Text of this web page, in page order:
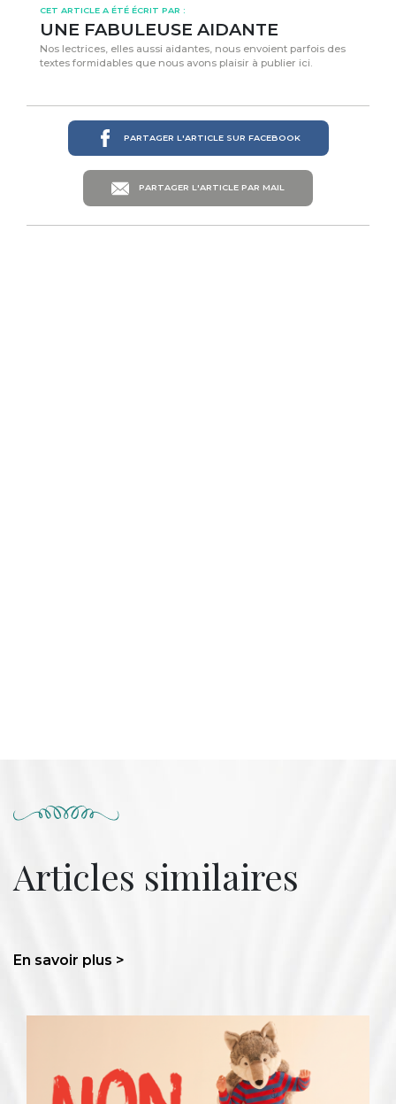
CET ARTICLE A ÉTÉ ÉCRIT PAR :
UNE FABULEUSE AIDANTE
Nos lectrices, elles aussi aidantes, nous envoient parfois des
textes formidables que nous avons plaisir à publier ici.
PARTAGER L'ARTICLE SUR FACEBOOK
PARTAGER L'ARTICLE PAR MAIL
Articles similaires
En savoir plus >